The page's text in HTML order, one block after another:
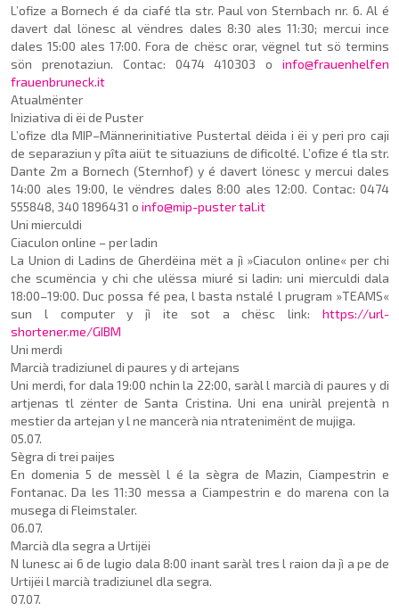
L’ofize a Bornech é da ciafé tla str. Paul von Sternbach nr. 6. Al é
davert dal lönesc al vëndres dales 8:30 ales 11:30; mercui ince
dales 15:00 ales 17:00. Fora de chësc orar, vëgnel tut sö termins
sön prenotaziun. Contac: 0474 410303 o info@frauenhelfen
frauenbruneck.it
Atualmënter
Iniziativa di ëi de Puster
L’ofize dla MIP–Männer­initiative Pustertal dëida i ëi y peri pro caji
de separaziun y pîta aiüt te situaziuns de dificolté. L’ofize é tla str.
Dan­te 2m a Bornech (Sternhof) y é davert lönesc y mercui da­les
14:00 ales 19:00, le vën­dres dales 8:00 ales 12:00. Con­tac: 0474
555848, 340 1896431 o info@mip-puster tal.it
Uni mierculdi
Ciaculon online – per ladin
La Union di Ladins de Gher­dëina mët a jì »Ciaculon on­line« per chi
che scumëncia y chi che ulëssa miuré si ladin: uni mierculdi dala
18:00–19:00. Duc possa fé pea, l basta nstalé l prugram »TE­AMS«
sun l computer y jì ite sot a chësc link: https://url-
shortener.me/GIBM
Uni merdi
Marcià tradiziunel di paures y di artejans
Uni merdi, for dala 19:00 nchin la 22:00, saràl l marcià di paures y di
artjenas tl zënter de Santa Cristina. Uni ena uniràl prejentà n
mestier da artejan y l ne mancerà nia ntratenimënt de mujiga.
05.07.
Sègra di trei paijes
En domenia 5 de messèl l é la sègra de Mazin, Ciampe­strin e
Fontanac. Da les 11:30 messa a Ciampestrin e do marena con la
musega di Fleimstaler.
06.07.
Marcià dla segra a Urtijëi
N lunesc ai 6 de lugio dala 8:00 inant saràl tres l raion da jì a pe de
Urtijëi l marcià tradiziunel dla segra.
07.07.